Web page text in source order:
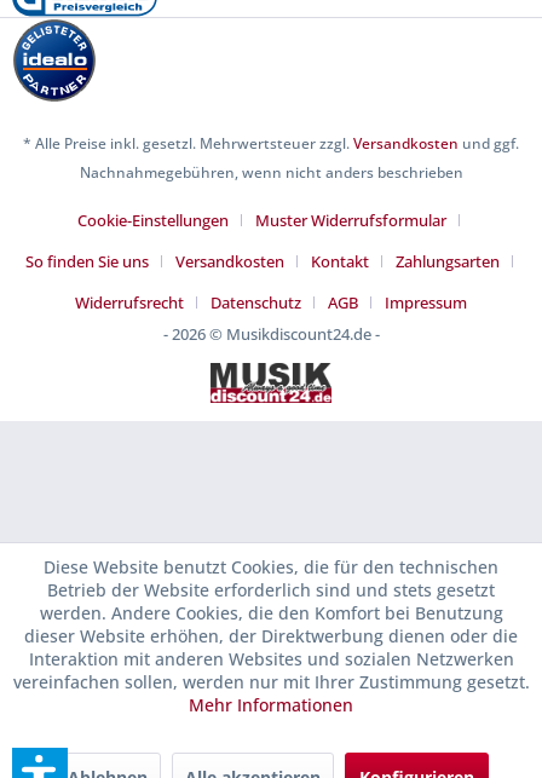
* Alle Preise inkl. gesetzl. Mehrwertsteuer zzgl.Versandkosten und ggf.
Nachnahmegebühren, wenn nicht anders beschrieben
Cookie-Einstellungen
Muster Widerrufsformular
So finden Sie uns
Versandkosten Kontakt
Zahlungsarten
Widerrufsrecht
Datenschutz AGB
Impressum
- 2026 © Musikdiscount24.de -
Diese Website benutzt Cookies, die für den technischen
Betrieb der Website erforderlich sind und stets gesetzt
werden. Andere Cookies, die den Komfort bei Benutzung
dieser Website erhöhen, der Direktwerbung dienen oder die
Interaktion mit anderen Websites und sozialen Netzwerken
vereinfachen sollen, werden nur mit Ihrer Zustimmung gesetzt.
Mehr Informationen